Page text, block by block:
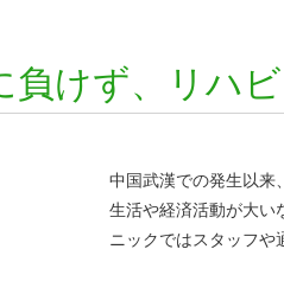
負けず、リハ
中国武漢での発生以来
生活や経済活動が大い
ニックではスタッフや